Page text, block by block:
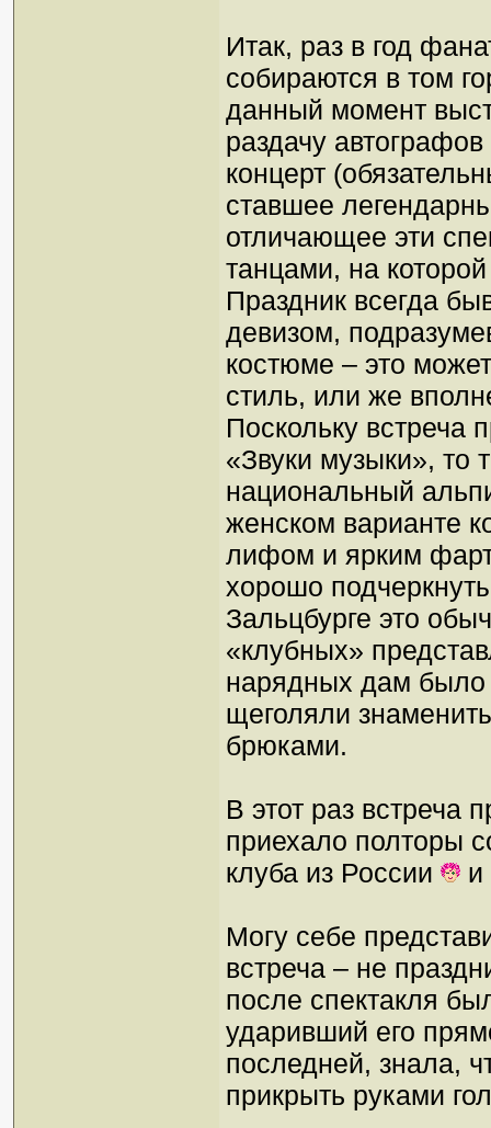
Итак, раз в год
собираются в том
данный момент
раздачу
концерт
ставшее
отличающее эти
танцами, на
Праздник всегда
девизом,
костюме – это
стиль, или же
Поскольку встреча
«Звуки музыки», то
национальный
женском варианте
лифом и ярким
хорошо
Зальцбурге это
«клубных»
нарядных дам было
щеголяли
брюками.
В этот раз
приехало полторы
клуба из России
и
Могу себе
встреча – не
после спектакля
ударивший его
последней, знала,
прикрыть руками